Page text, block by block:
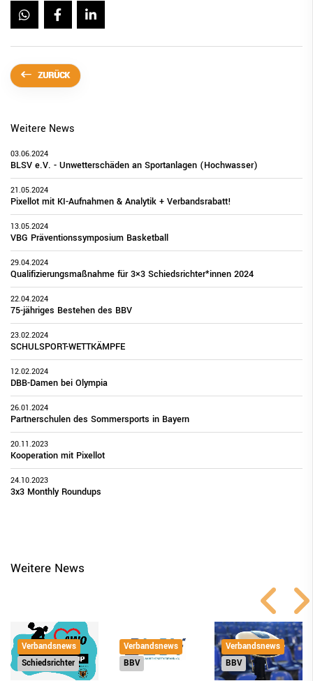
ZURÜCK
Weitere News
03.06.2024
BLSV e.V. - Unwetterschäden an Sportanlagen (Hochwasser)
21.05.2024
Pixellot mit KI-Aufnahmen & Analytik + Verbandsrabatt!
13.05.2024
VBG Präventionssymposium Basketball
29.04.2024
Qualifizierungsmaßnahme für 3×3 Schiedsrichter*innen 2024
22.04.2024
75-jähriges Bestehen des BBV
23.02.2024
SCHULSPORT-WETTKÄMPFE
12.02.2024
DBB-Damen bei Olympia
26.01.2024
Partnerschulen des Sommersports in Bayern
20.11.2023
Kooperation mit Pixellot
24.10.2023
3x3 Monthly Roundups
Weitere News
Verbandsnews
Schiedsrichter
Verbandsnews
BBV
Verbandsnews
BBV